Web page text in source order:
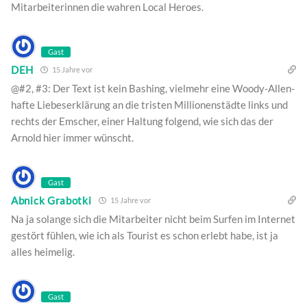
Mitarbeiterinnen die wahren Local Heroes.
Gast
DEH 15 Jahre vor
@#2, #3: Der Text ist kein Bashing, vielmehr eine Woody-Allen-
hafte Liebeserklärung an die tristen Millionenstädte links und
rechts der Emscher, einer Haltung folgend, wie sich das der
Arnold hier immer wünscht.
Gast
Abnick Grabotki 15 Jahre vor
Na ja solange sich die Mitarbeiter nicht beim Surfen im Internet
gestört fühlen, wie ich als Tourist es schon erlebt habe, ist ja
alles heimelig.
Gast